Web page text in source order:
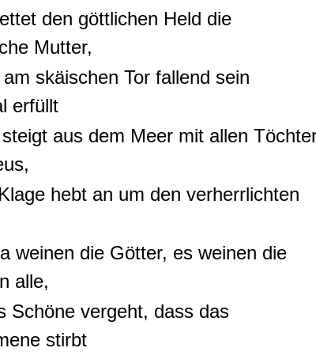
den göttlichen Held die
Mutter,
skäischen Tor fallend sein
erfüllt
aus dem Meer mit allen
hebt an um den verherrlichten
weinen die Götter, es weinen die
alle,
Schöne vergeht, dass das
stirbt